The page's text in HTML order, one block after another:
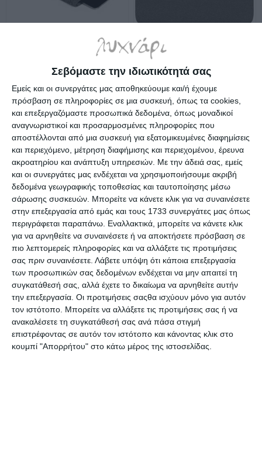
Σεβόμαστε την ιδιωτικότητά σας
Εμείς και οι συνεργάτες μας αποθηκεύουμε και/ή έχουμε
πρόσβαση σε πληροφορίες σε μια συσκευή, όπως τα cookies,
και επεξεργαζόμαστε προσωπικά δεδομένα, όπως μοναδικοί
αναγνωριστικοί και προσαρμοσμένες πληροφορίες που
αποστέλλονται από μια συσκευή για εξατομικευμένες διαφημίσεις
και περιεχόμενο, μέτρηση διαφήμισης και περιεχομένου, έρευνα
ακροατηρίου και ανάπτυξη υπηρεσιών. Με την άδειά σας, εμείς
και οι συνεργάτες μας ενδέχεται να χρησιμοποιήσουμε ακριβή
δεδομένα γεωγραφικής τοποθεσίας και ταυτοποίησης μέσω
σάρωσης συσκευών. Μπορείτε να κάνετε κλικ για να συναινέσετε
στην επεξεργασία από εμάς και τους 1733 συνεργάτες μας όπως
περιγράφεται παραπάνω. Εναλλακτικά, μπορείτε να κάνετε κλικ
για να αρνηθείτε να συναινέσετε ή να αποκτήσετε πρόσβαση σε
πιο λεπτομερείς πληροφορίες και να αλλάξετε τις προτιμήσεις
σας πριν συναινέσετε. Λάβετε υπόψη ότι κάποια επεξεργασία
των προσωπικών σας δεδομένων ενδέχεται να μην απαιτεί τη
συγκατάθεσή σας, αλλά έχετε το δικαίωμα να αρνηθείτε αυτήν
την επεξεργασία. Οι προτιμήσεις σαςθα ισχύουν μόνο για αυτόν
τον ιστότοπο. Μπορείτε να αλλάξετε τις προτιμήσεις σας ή να
ανακαλέσετε τη συγκατάθεσή σας ανά πάσα στιγμή
επιστρέφοντας σε αυτόν τον ιστότοπο και κάνοντας κλικ στο
κουμπί "Απορρήτου" στο κάτω μέρος της ιστοσελίδας.
Θήκη laptop multibag effect
13'' Durable τσόχινη
16557058
16,70€
Θήκη Tucano Second skin
for laptop 15.6" and
MacBook Pro 16" BFM1516-
BK
69,00€
Σακίδιο Victorinox Vi
Almont Professional,
Essentials Laptop backpack
11.8x16.9'' 602154
Λίγα τεμάχια διαθέσιμα!
160,00€
Σακίδιο πλάτης Arctic
Hunter μαύρη με θήκη
laptop 15.6", 22L B00529
Κατόπιν παραγγελίας
34,90€